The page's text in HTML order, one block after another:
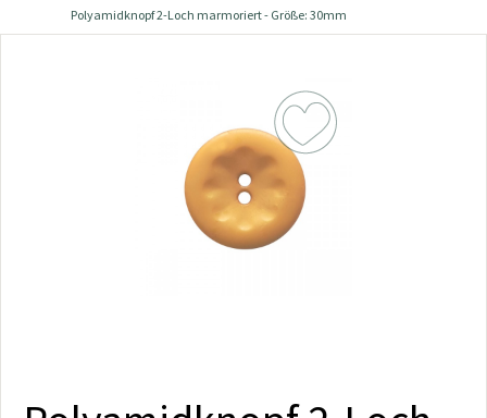
Polyamidknopf 2-Loch marmoriert - Größe: 30mm